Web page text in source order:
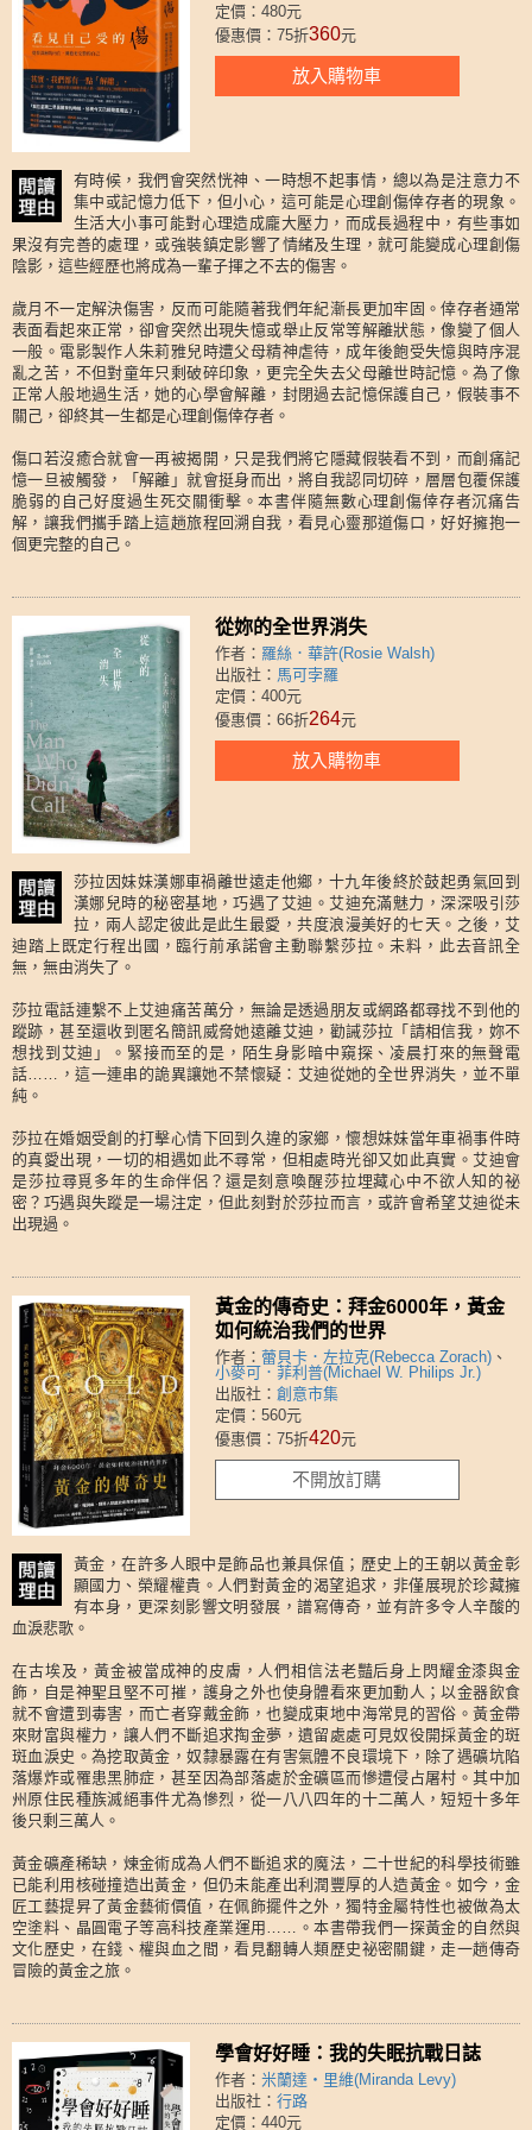
定價：480元
優惠價：75折360元
放入購物車
有時候，我們會突然恍神、一時想不起事情，總以為是注意力不
集中或記憶力低下，但小心，這可能是心理創傷倖存者的現象。
生活大小事可能對心理造成龐大壓力，而成長過程中，有些事如
果沒有完善的處理，或強裝鎮定影響了情緒及生理，就可能變成心理創傷
陰影，這些經歷也將成為一輩子揮之不去的傷害。
歲月不一定解決傷害，反而可能隨著我們年紀漸長更加牢固。倖存者通常
表面看起來正常，卻會突然出現失憶或舉止反常等解離狀態，像變了個人
一般。電影製作人朱莉雅兒時遭父母精神虐待，成年後飽受失憶與時序混
亂之苦，不但對童年只剩破碎印象，更完全失去父母離世時記憶。為了像
正常人般地過生活，她的心學會解離，封閉過去記憶保護自己，假裝事不
關己，卻終其一生都是心理創傷倖存者。
傷口若沒癒合就會一再被揭開，只是我們將它隱藏假裝看不到，而創痛記
憶一旦被觸發，「解離」就會挺身而出，將自我認同切碎，層層包覆保護
脆弱的自己好度過生死交關衝擊。本書伴隨無數心理創傷倖存者沉痛告
解，讓我們攜手踏上這趟旅程回溯自我，看見心靈那道傷口，好好擁抱一
個更完整的自己。
從妳的全世界消失
作者： 羅絲．華許(Rosie Walsh)
出版社： 馬可孛羅
定價：400元
優惠價：66折264元
放入購物車
莎拉因妹妹漢娜車禍離世遠走他鄉，十九年後終於鼓起勇氣回到
漢娜兒時的秘密基地，巧遇了艾迪。艾迪充滿魅力，深深吸引莎
拉，兩人認定彼此是此生最愛，共度浪漫美好的七天。之後，艾
迪踏上既定行程出國，臨行前承諾會主動聯繫莎拉。未料，此去音訊全
無，無由消失了。
莎拉電話連繫不上艾迪痛苦萬分，無論是透過朋友或網路都尋找不到他的
蹤跡，甚至還收到匿名簡訊威脅她遠離艾迪，勸誡莎拉「請相信我，妳不
想找到艾迪」。緊接而至的是，陌生身影暗中窺探、凌晨打來的無聲電
話……，這一連串的詭異讓她不禁懷疑：艾迪從她的全世界消失，並不單
純。
莎拉在婚姻受創的打擊心情下回到久違的家鄉，懷想妹妹當年車禍事件時
的真愛出現，一切的相遇如此不尋常，但相處時光卻又如此真實。艾迪會
是莎拉尋覓多年的生命伴侶？還是刻意喚醒莎拉埋藏心中不欲人知的祕
密？巧遇與失蹤是一場注定，但此刻對於莎拉而言，或許會希望艾迪從未
出現過。
黃金的傳奇史：拜金6000年，黃金
如何統治我們的世界
作者：蕾貝卡．左拉克(Rebecca Zorach) 、
小麥可．菲利普(Michael W. Philips Jr.)
出版社：創意市集
定價：560元
優惠價：75折420元
不開放訂購
黃金，在許多人眼中是飾品也兼具保值；歷史上的王朝以黃金彰
顯國力、榮耀權貴。人們對黃金的渴望追求，非僅展現於珍藏擁
有本身，更深刻影響文明發展，譜寫傳奇，並有許多令人辛酸的
血淚悲歌。
在古埃及，黃金被當成神的皮膚，人們相信法老豔后身上閃耀金漆與金
飾，自是神聖且堅不可摧，護身之外也使身體看來更加動人；以金器飲食
就不會遭到毒害，而亡者穿戴金飾，也變成東地中海常見的習俗。黃金帶
來財富與權力，讓人們不斷追求掏金夢，遺留處處可見奴役開採黃金的斑
斑血淚史。為挖取黃金，奴隸暴露在有害氣體不良環境下，除了遇礦坑陷
落爆炸或罹患黑肺症，甚至因為部落處於金礦區而慘遭侵占屠村。其中加
州原住民種族滅絕事件尤為慘烈，從一八八四年的十二萬人，短短十多年
後只剩三萬人。
黃金礦產稀缺，煉金術成為人們不斷追求的魔法，二十世紀的科學技術雖
已能利用核碰撞造出黃金，但仍未能產出利潤豐厚的人造黃金。如今，金
匠工藝提昇了黃金藝術價值，在佩飾擺件之外，獨特金屬特性也被做為太
空塗料、晶圓電子等高科技產業運用……。本書帶我們一探黃金的自然與
文化歷史，在錢、權與血之間，看見翻轉人類歷史祕密關鍵，走一趟傳奇
冒險的黃金之旅。
學會好好睡：我的失眠抗戰日誌
作者：米蘭達・里維(Miranda Levy)
出版社：行路
定價：440元